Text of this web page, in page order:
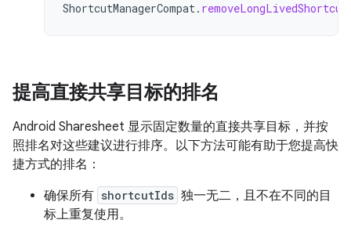
ShortcutManagerCompat.
提高直接共享目标的排名
Android Sharesheet 显示固定数量的直接共享目标，并按
照排名对这些建议进行排序。以下方法可能有助于您提高快
捷方式的排名：
确保所有 shortcutIds 独一无二，且不在不同的目
标上重复使用。